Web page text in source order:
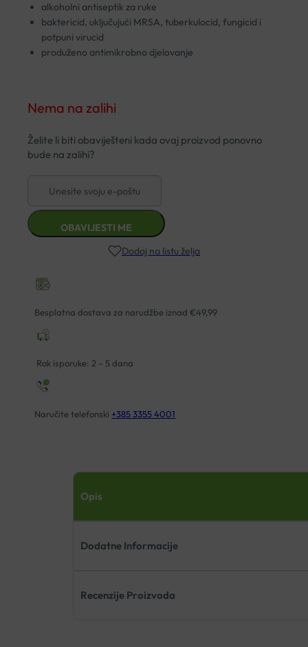
alkoholni antiseptik za ruke
baktericid, uključujući MRSA, tuberkulocid, fungicid i
potpuni virucid
produženo antimikrobno djelovanje
Nema na zalihi
Dodaj na listu želja
Besplatna dostava za narudžbe iznad €49,99
Rok isporuke: 2 – 5 dana
Naručite telefonski +385 3355 4001
Opis
Dodatne Informacije
Recenzije Proizvoda